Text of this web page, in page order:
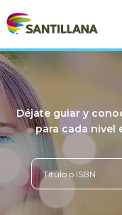
Déjate guiar y
para cada nivel